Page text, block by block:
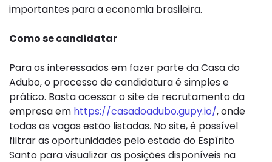
importantes para a economia brasileira.
Como se candidatar
Para os interessados em fazer parte da Casa do
Adubo, o processo de candidatura é simples e
prático. Basta acessar o site de recrutamento da
empresa em https://casadoadubo.gupy.io/, onde
todas as vagas estão listadas. No site, é possível
filtrar as oportunidades pelo estado do Espírito
Santo para visualizar as posições disponíveis na